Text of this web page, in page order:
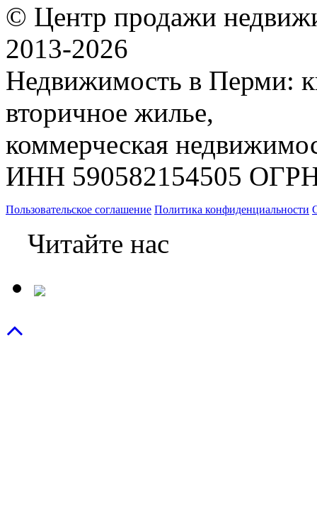
© Центр продажи
2013-2026
Недвижимость в Перми:
вторичное жилье,
коммерческая
ИНН 590582154505
Пользовательское соглашение Политика конфиденциальности
Читайте нас